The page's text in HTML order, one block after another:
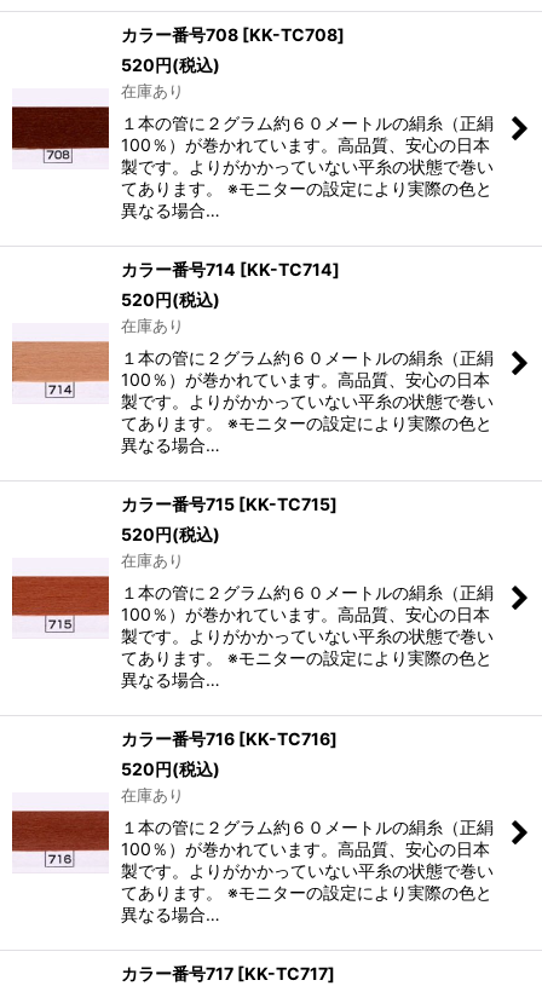
カラー番号708 [KK-TC708]
520円(税込)
在庫あり
１本の管に２グラム約６０メートルの絹糸（正絹
100％）が巻かれています。高品質、安心の日本
製です。よりがかかっていない平糸の状態で巻い
てあります。 ※モニターの設定により実際の色と
異なる場合…
カラー番号714 [KK-TC714]
520円(税込)
在庫あり
１本の管に２グラム約６０メートルの絹糸（正絹
100％）が巻かれています。高品質、安心の日本
製です。よりがかかっていない平糸の状態で巻い
てあります。 ※モニターの設定により実際の色と
異なる場合…
カラー番号715 [KK-TC715]
520円(税込)
在庫あり
１本の管に２グラム約６０メートルの絹糸（正絹
100％）が巻かれています。高品質、安心の日本
製です。よりがかかっていない平糸の状態で巻い
てあります。 ※モニターの設定により実際の色と
異なる場合…
カラー番号716 [KK-TC716]
520円(税込)
在庫あり
１本の管に２グラム約６０メートルの絹糸（正絹
100％）が巻かれています。高品質、安心の日本
製です。よりがかかっていない平糸の状態で巻い
てあります。 ※モニターの設定により実際の色と
異なる場合…
カラー番号717 [KK-TC717]